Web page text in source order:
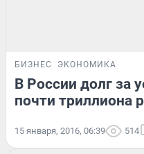
БИЗНЕС ЭКОНОМИКА
В России долг за
почти триллиона
15 января, 2016, 06:39 514